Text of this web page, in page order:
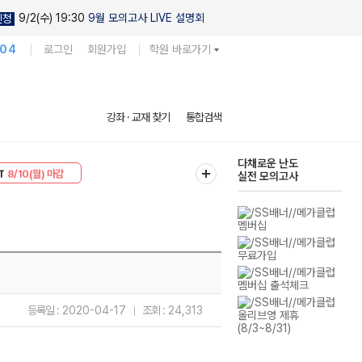
9/2(수) 19:30 9월 모의고사 LIVE 설명회
로그인 회원가입 학원 바로가기
강좌 · 교재 찾기 통합검색
8/10(월) 마감
다채로운 난도
실전 모의고사
등록일 : 2020-04-17 조회 : 24,313